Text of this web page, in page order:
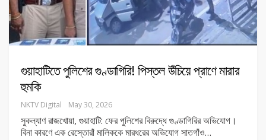
গুয়াহাটিতে পুলিশের গুণ্ডাগিরি! পিস্তল উঁচিয়ে প্রাণে মারার
হুমকি
NKTV Digital May 30, 2026
সুকল্যাণ রাজখোয়া, গুয়াহাটি: ফের পুলিশের বিরুদ্ধে গুণ্ডাগিরির অভিযোগ।
বিনা কারণে এক রেস্তোরাঁ মালিককে মারধরের অভিযোগ সাতগাঁও…